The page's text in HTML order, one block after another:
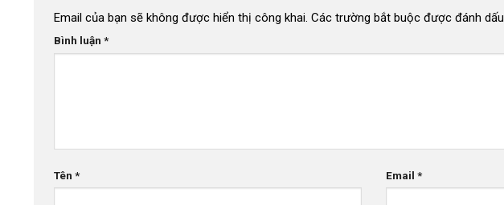
Email của bạn sẽ không được hiển thị công khai. Các trường bắt buộc được đánh dấu
Bình luận *
Tên * Email*